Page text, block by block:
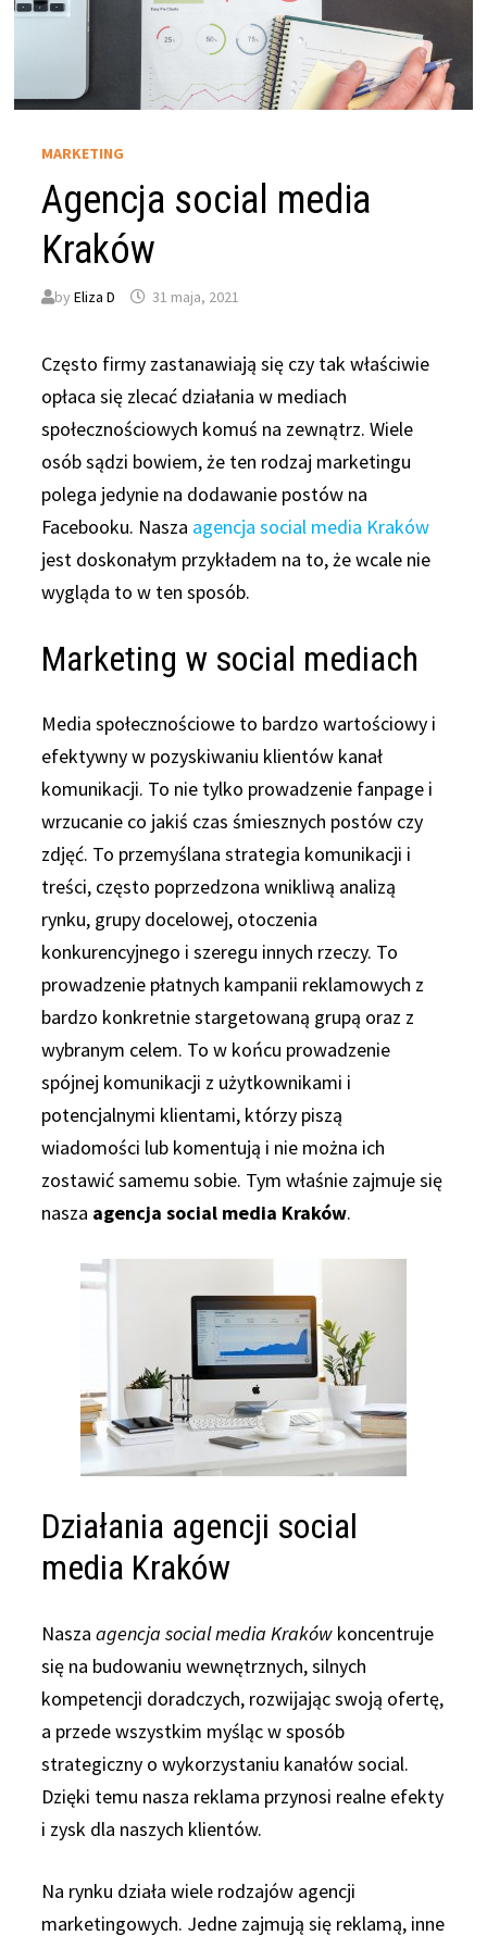
MARKETING
Agencja social media
Kraków
byEliza D 31 maja, 2021
Często firmy zastanawiają się czy tak właściwie
opłaca się zlecać działania w mediach
społecznościowych komuś na zewnątrz. Wiele
osób sądzi bowiem, że ten rodzaj marketingu
polega jedynie na dodawanie postów na
Facebooku. Nasza agencja social media Kraków
jest doskonałym przykładem na to, że wcale nie
wygląda to w ten sposób.
Marketing w social mediach
Media społecznościowe to bardzo wartościowy i
efektywny w pozyskiwaniu klientów kanał
komunikacji. To nie tylko prowadzenie fanpage i
wrzucanie co jakiś czas śmiesznych postów czy
zdjęć. To przemyślana strategia komunikacji i
treści, często poprzedzona wnikliwą analizą
rynku, grupy docelowej, otoczenia
konkurencyjnego i szeregu innych rzeczy. To
prowadzenie płatnych kampanii reklamowych z
bardzo konkretnie stargetowaną grupą oraz z
wybranym celem. To w końcu prowadzenie
spójnej komunikacji z użytkownikami i
potencjalnymi klientami, którzy piszą
wiadomości lub komentują i nie można ich
zostawić samemu sobie. Tym właśnie zajmuje się
nasza agencja social media Kraków.
Działania agencji social
media Kraków
Naszaagencja social media Kraków koncentruje
się na budowaniu wewnętrznych, silnych
kompetencji doradczych, rozwijając swoją ofertę,
a przede wszystkim myśląc w sposób
strategiczny o wykorzystaniu kanałów social.
Dzięki temu nasza reklama przynosi realne efekty
i zysk dla naszych klientów.
Na rynku działa wiele rodzajów agencji
marketingowych. Jedne zajmują się reklamą, inne